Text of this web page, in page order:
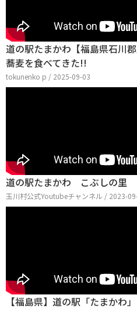
道の駅たまかわ【福島県石川
蕎麦を食べてきた!!
tokunenko p / 2025-09-03
道の駅たまかわ こぶしの里
玉川村公式Youtubeチャンネル / 2023-
【福島県】道の駅「たまかわ」